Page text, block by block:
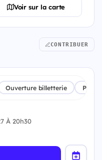
Voir sur la carte
CONTRIBUER
Ouverture billetterie
À 20h30